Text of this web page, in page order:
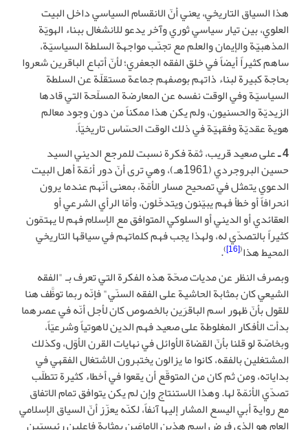
هذا السياق التاريخي، يعني أنّ الانقسام السياسي داخل البيت
العلوي، بين تيار سياسي ثوري وآخر يدعو للانشغال ببناء الهويّة
المذهبيّة والإيمان والعلم مع تجنّب مواجهة السلطة السياسيّة،
ساهم كثيراً أيضاً في خلق الفقه الجعفري؛ لأنّ أتباع الباقرين شعروا
بحاجة كبيرة لبناء ذاتهم بوصفهم جماعة مستقلّة عن السلطة
السياسيّة وفي الوقت نفسه عن المعارضة المسلّحة التي قادها
الزيديّة والحسنيون، ولم يكن هذا ممكناً من دون وجود معالم
هوية عقديّة وفقهيّة في ذلك الوقت الحسّاس تاريخيّاً.
4 ـ على صعيد قريب، ثمّة فكرة نسبت للمرجع الديني السيد
حسين البروجردي (1961هـ)، وهي ترى أنّ دور أئمّة أهل البيت
الدعوي يتمثل في تصحيح مسار الأمّة، بمعنى أنّهم عندما يرون
انحرافاً أو خطأ فهم يبيّنون ويتدخّلون، وأمّا الرأي الشرعي أو
العقائدي أو الديني أو السلوكي المتوافق مع الإسلام فهم لا يهتمّون
كثيراً بالتصدّي له، ولهذا يجب فهم كلماتهم في سياقها التاريخي
المحيط هذا(
[16]
)
.
وبصرف النظر عن مديات صحّة هذه الفكرة التي تعرف بـ "الفقه
الشيعي كان بمثابة الحاشية على الفقه السنّي" فإنّه ربما توظَّف هنا
للقول بأنّ ظهور اسم الباقرَين بالخصوص كان لأجل أنّه في عصرهما
بدأت الأفكار المغلوطة على صعيد فهم الدين لاهوتياً وشرعيّاً،
وبخاصّة لو قلنا بأنّ القضاة الأوائل في نهايات القرن الأوّل، وكذلك
المشتغلين بالفقه، كانوا ما يزالون يختبرون الاشتغال الفقهي في
بداياته، ومن ثم كان من المتوقّع أن يقعوا في أخطاء كثيرة تتطلّب
تصدّي الأئمّة لها. وهذا الاستنتاج وإن لم يكن يتوافق تمام الاتفاق
مع رواية أبي اليسع المشار إليها آنفاً، لكنّه يعزّز أنّ السياق الإسلامي